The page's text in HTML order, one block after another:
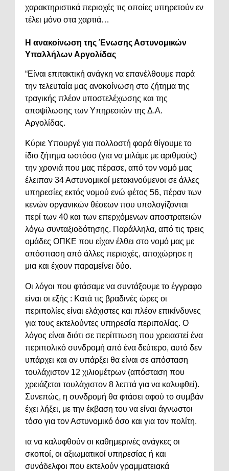
χαρακτηριστικά περιοχές τις οποίες υπηρετούν εν
τέλει μόνο στα χαρτιά…
Η ανακοίνωση της Ένωσης Αστυνομικών
Υπαλλήλων Αργολίδας
“Είναι επιτακτική ανάγκη να επανέλθουμε παρά
την τελευταία μας ανακοίνωση στο ζήτημα της
τραγικής πλέον υποστελέχωσης και της
αποψίλωσης των Υπηρεσιών της Δ.Α.
Αργολίδας.
Κύριε Υπουργέ για πολλοστή φορά θίγουμε το
ίδιο ζήτημα ωστόσο (για να μιλάμε με αριθμούς)
την χρονιά που μας πέρασε, από τον νομό μας
έλειπαν 34 Αστυνομικοί μετακινούμενοι σε άλλες
υπηρεσίες εκτός νομού ενώ φέτος 56, πέραν των
κενών οργανικών θέσεων που υπολογίζονται
περί των 40 και των επερχόμενων αποστρατειών
λόγω συνταξιοδότησης. Παράλληλα, από τις τρεις
ομάδες ΟΠΚΕ που είχαν έλθει στο νομό μας με
απόσπαση από άλλες περιοχές, αποχώρησε η
μια και έχουν παραμείνει δύο.
Οι λόγοι που φτάσαμε να συντάξουμε το έγγραφο
είναι οι εξής : Κατά τις βραδινές ώρες οι
περιπολίες είναι ελάχιστες και πλέον επικίνδυνες
για τους εκτελούντες υπηρεσία περιπολίας. Ο
λόγος είναι διότι σε περίπτωση που χρειαστεί ένα
περιπολικό συνδρομή από ένα δεύτερο, αυτό δεν
υπάρχει και αν υπάρξει θα είναι σε απόσταση
τουλάχιστον 12 χιλιομέτρων (απόσταση που
χρειάζεται τουλάχιστον 8 λεπτά για να καλυφθεί).
Συνεπώς, η συνδρομή θα φτάσει αφού το συμβάν
έχει λήξει, με την έκβαση του να είναι άγνωστοι
τόσο για τον Αστυνομικό όσο και για τον πολίτη.
ια να καλυφθούν οι καθημερινές ανάγκες οι
σκοποί, οι αξιωματικοί υπηρεσίας ή και
συνάδελφοι που εκτελούν γραμματειακά